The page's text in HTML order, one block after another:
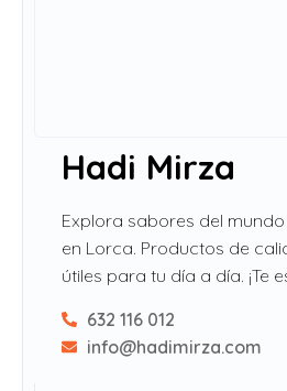
Hadi Mirza
Explora sabores del
en Lorca. Productos de
útiles para tu día a día. ¡Te
632 116 012
info@hadimirza.com